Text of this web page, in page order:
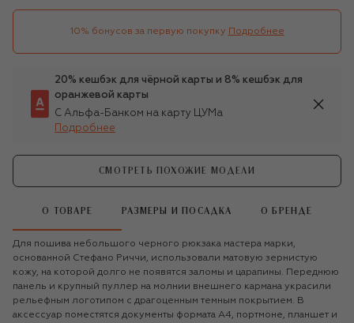
10% бонусов за первую покупку Подробнее
20% кешбэк для чёрной карты и 8% кешбэк для
оранжевой карты
С Альфа-Банком на карту ЦУМа
Подробнее
СМОТРЕТЬ ПОХОЖИЕ МОДЕЛИ
О ТОВАРЕ РАЗМЕРЫ И ПОСАДКА О БРЕНДЕ
Для пошива небольшого черного рюкзака мастера марки,
основанной Стефано Риччи, использовали матовую зернистую
кожу, на которой долго не появятся заломы и царапины. Переднюю
панель и крупный пуллер на молнии внешнего кармана украсили
рельефным логотипом с драгоценным темным покрытием. В
аксессуар поместятся документы формата А4, портмоне, планшет и